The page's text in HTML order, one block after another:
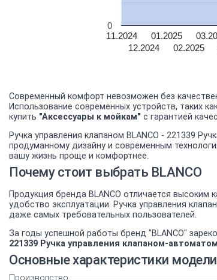
11.2024
12.2024
01.2025
02.2025
0
Современный комфорт невозможен без
Использование современных устройств, таких
купить "Аксессуары к мойкам" с гарантией
Ручка управления клапаном BLANCO - 221339
продуманному дизайну и современным
вашу жизнь проще и комфортнее.
Почему стоит выбрать BLANCO
Продукция бренда BLANCO отличается
удобство эксплуатации. Ручка управления
даже самых требовательных пользователей.
За годы успешной работы бренд "BLANCO"
221339 Ручка управления клапаном-
Основные характеристики
Производство